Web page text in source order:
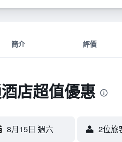
簡介 評價
店超值優惠
8月15日 週六 2位旅